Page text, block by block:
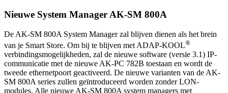
Nieuwe System Manager AK-SM 800A
De AK-SM 800A System Manager zal blijven dienen als het brein
van je Smart Store. Om bij te blijven met ADAP-KOOL®
verbindingsmogelijkheden, zal de nieuwe software (versie 3.1) IP-
communicatie met de nieuwe AK-PC 782B toestaan en wordt de
tweede ethernetpoort geactiveerd. De nieuwe varianten van de AK-
SM 800A series zullen geïntroduceerd worden zonder LON-
modules. Alle nieuwe AK-SM 800A system managers met